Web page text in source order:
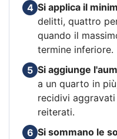
4 Si applica il
delitti, quattro
quando il
termine inferiore.
5 Si aggiunge
a un quarto in
recidivi
reiterati.
6 Si sommano le